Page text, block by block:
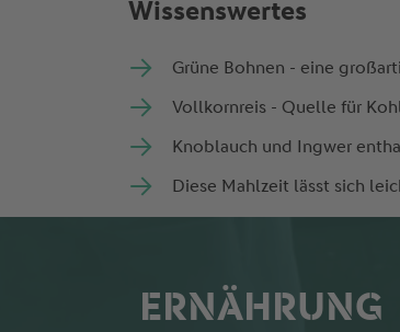
Wissenswertes
Grüne Bohnen - eine
Vollkornreis - Quelle für
Knoblauch und Ingwer
Diese Mahlzeit lässt sich
ERNÄHRUNG